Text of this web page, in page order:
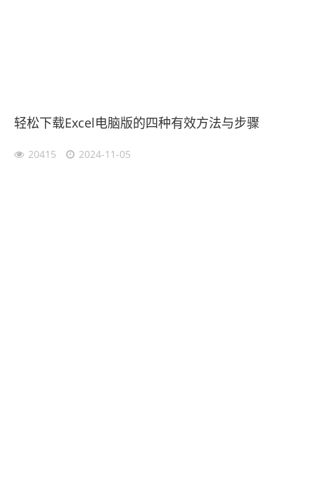
轻松下载Excel电脑版的四种有效方法与步骤
20415 2024-11-05